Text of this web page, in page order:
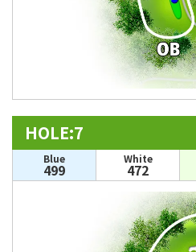
HOLE:7
Blue
499
White
472